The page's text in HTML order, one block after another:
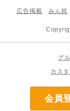
会員
広告掲載 みん就
グ
カス